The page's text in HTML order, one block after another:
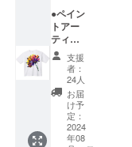
ディアで紹
る。
2022年から
とうた
けしが
デザイ
ンした
イラス
ト入り
のオリ
ジナルT
シャ
ツ。 ※
サイズ
●ペイン
トアー
ティス
ト さと
うたけ
しデザ
イン
「明日
という
名の
種」オ
支援
者：
24人
お届
け予
定：
2024
年08